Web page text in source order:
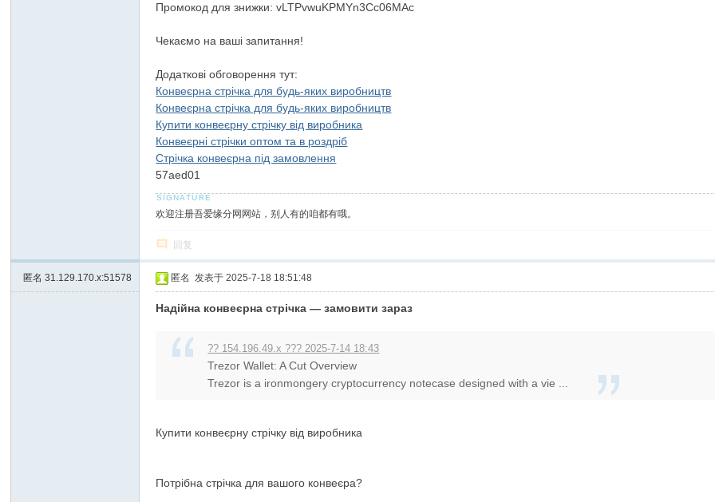
Промокод для знижки: vLTPvwuKPMYn3Cc06MAc
Чекаємо на ваші запитання!
Додаткові обговорення тут:
Конвеєрна стрічка для будь-яких виробництв
Конвеєрна стрічка для будь-яких виробництв
Купити конвеєрну стрічку від виробника
Конвеєрні стрічки оптом та в роздріб
Стрічка конвеєрна під замовлення
57aed01
欢迎注册吾爱缘分网网站，别人有的咱都有哦。
回复
匿名31.129.170.x:51578 匿名发表于 2025-7-18 18:51:48
Надійна конвеєрна стрічка — замовити зараз
?? 154.196.49.x ??? 2025-7-14 18:43
Trezor Wallet: A Cut Overview
Trezor is a ironmongery cryptocurrency notecase designed with a vie ...
Купити конвеєрну стрічку від виробника
Потрібна стрічка для вашого конвеєра?